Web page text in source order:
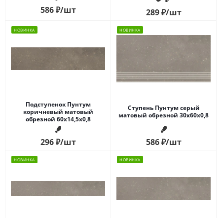
586₽/шт 289₽/шт
НОВИНКА
Подступенок Пунтум
коричневый матовый
обрезной 60x14,5x0,8
296₽/шт
НОВИНКА
Ступень Пунтум серый
матовый обрезной 30x60x0,8
586₽/шт
НОВИНКА НОВИНКА